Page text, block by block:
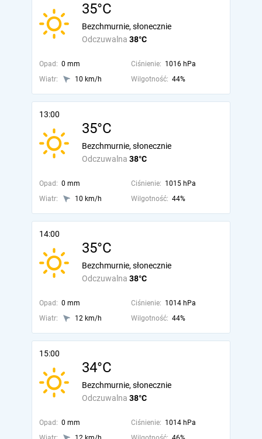
35°C
Odczuwalna 38°C
Bezchmurnie, słonecznie
Opad: 0 mm Ciśnienie: 1016 hPa
Wiatr:
10 km/h Wilgotność: 44%
13:00
35°C
Odczuwalna 38°C
Bezchmurnie, słonecznie
Opad: 0 mm Ciśnienie: 1015 hPa
Wiatr:
10 km/h Wilgotność: 44%
14:00
35°C
Odczuwalna 38°C
Bezchmurnie, słonecznie
Opad: 0 mm Ciśnienie: 1014 hPa
Wiatr:
12 km/h Wilgotność: 44%
15:00
34°C
Odczuwalna 38°C
Bezchmurnie, słonecznie
Opad: 0 mm Ciśnienie: 1014 hPa